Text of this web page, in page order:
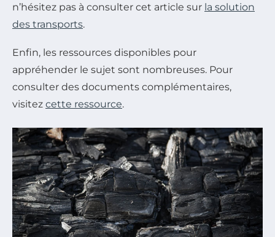
n’hésitez pas à consulter cet article sur la solution
des transports.
Enfin, les ressources disponibles pour
appréhender le sujet sont nombreuses. Pour
consulter des documents complémentaires,
visitez cette ressource.